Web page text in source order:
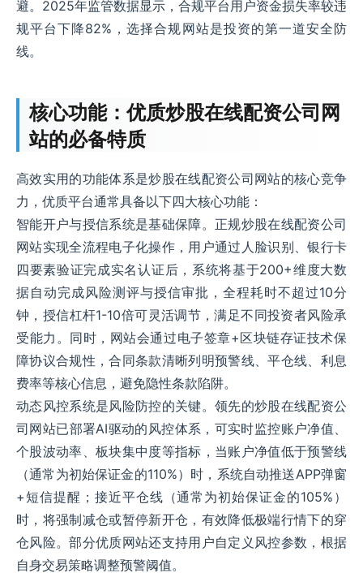
避。2025年监管数据显示，合规平台用户资金损失率较违
规平台下降82%，选择合规网站是投资的第一道安全防
线。
核心功能：优质炒股在线配资公司网
站的必备特质
高效实用的功能体系是炒股在线配资公司网站的核心竞争
力，优质平台通常具备以下四大核心功能：
智能开户与授信系统是基础保障。正规炒股在线配资公司
网站实现全流程电子化操作，用户通过人脸识别、银行卡
四要素验证完成实名认证后，系统将基于200+维度大数
据自动完成风险测评与授信审批，全程耗时不超过10分
钟，授信杠杆1-10倍可灵活调节，满足不同投资者风险承
受能力。同时，网站会通过电子签章+区块链存证技术保
障协议合规性，合同条款清晰列明预警线、平仓线、利息
费率等核心信息，避免隐性条款陷阱。
动态风控系统是风险防控的关键。领先的炒股在线配资公
司网站已部署AI驱动的风控体系，可实时监控账户净值、
个股波动率、板块集中度等指标，当账户净值低于预警线
（通常为初始保证金的110%）时，系统自动推送APP弹窗
+短信提醒；接近平仓线（通常为初始保证金的105%）
时，将强制减仓或暂停新开仓，有效降低极端行情下的穿
仓风险。部分优质网站还支持用户自定义风控参数，根据
自身交易策略调整预警阈值。